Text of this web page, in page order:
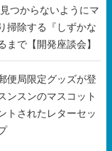
掃除する『しずかな
まで【開発座談会】
便局限定グッズが登
ンスンのマスコット
トされたレターセッ